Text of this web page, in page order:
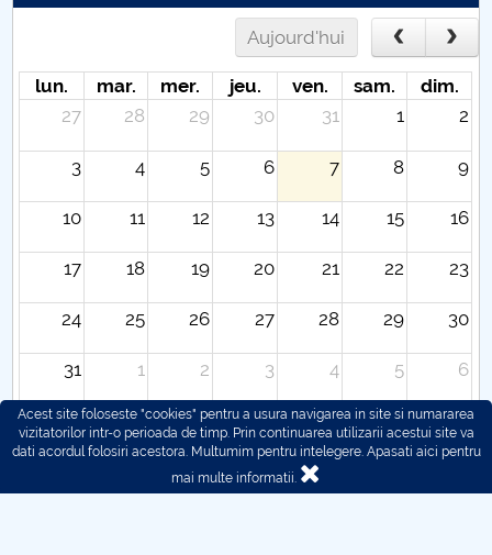
Aujourd'hui
lun. mar. mer. jeu. ven. sam.
dim.
27
28 29 30 31 1 2
3 4 5 6 7 8 9
10 11 12 13 14 15 16
17 18 19 20 21 22 23
24 25 26 27 28 29 30
31 1 2 3 4 5 6
Acest site foloseste "cookies" pentru a usura navigarea in site si numararea
vizitatorilor intr-o perioada de timp. Prin continuarea utilizarii acestui site va
dati acordul folosiri acestora. Multumim pentru intelegere. Apasati aici pentru
mai multe informatii.